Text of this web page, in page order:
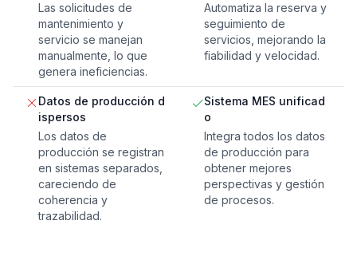
Las solicitudes de
mantenimiento y
servicio se manejan
manualmente, lo que
genera ineficiencias.
Automatiza la reserva y
seguimiento de
servicios, mejorando la
fiabilidad y velocidad.
Datos de producción d
ispersos
Los datos de
producción se registran
en sistemas separados,
careciendo de
coherencia y
trazabilidad.
Sistema MES unificad
o
Integra todos los datos
de producción para
obtener mejores
perspectivas y gestión
de procesos.